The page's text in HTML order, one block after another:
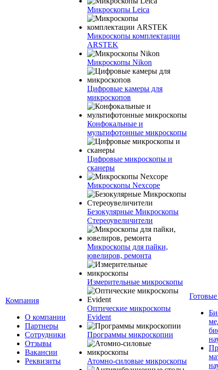
Компания
О компании
Партнеры
Сотрудники
Отзывы
Вакансии
Реквизиты
Микроскопы Leica
Микроскопы комплектации
ARSTEK
Микроскопы Nikon
Цифровые камеры для
микроскопов
Конфокальные и
мультифотонные микроскопы
Цифровые микроскопы и
сканеры
Микроскопы Nexcope
Безокулярные Микроскопы
Стереоувеличители
Микроскопы для пайки,
ювелиров, ремонта
Измерительные микроскопы
Оптические микроскопы
Evident
Программы микроскопии
Атомно-силовые микроскопы